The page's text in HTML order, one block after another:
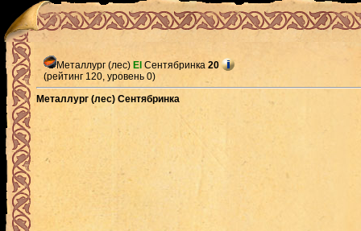
Металлург (лес) El Сентябринка 20
(рейтинг 120, уровень 0)
Металлург (лес) Сентябринка